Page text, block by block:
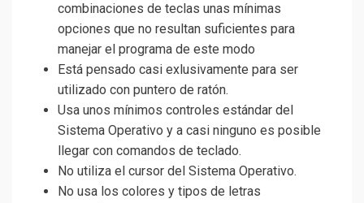
combinaciones de teclas unas mínimas
opciones que no resultan suficientes para
manejar el programa de este modo
Está pensado casi exlusivamente para ser
utilizado con puntero de ratón.
Usa unos mínimos controles estándar del
Sistema Operativo y a casi ninguno es posible
llegar con comandos de teclado.
No utiliza el cursor del Sistema Operativo.
No usa los colores y tipos de letras